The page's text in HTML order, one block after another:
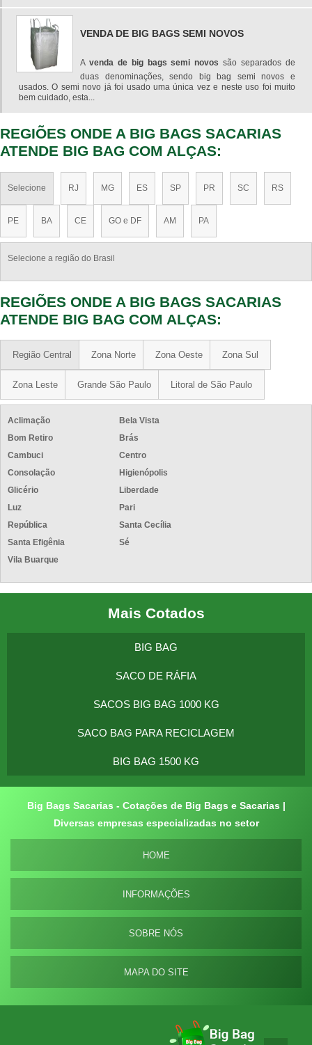
VENDA DE BIG BAGS SEMI NOVOS
A venda de big bags semi novos são separados de
duas denominações, sendo big bag semi novos e
usados. O semi novo já foi usado uma única vez e neste uso foi muito
bem cuidado, esta...
REGIÕES ONDE A BIG BAGS SACARIAS
ATENDE BIG BAG COM ALÇAS:
Selecione RJ MG ES SP PR SC RS
PE BA CE GO e DF AM PA
Selecione a região do Brasil
REGIÕES ONDE A BIG BAGS SACARIAS
ATENDE BIG BAG COM ALÇAS:
Região Central Zona Norte Zona Oeste Zona Sul
Zona Leste Grande São Paulo Litoral de São Paulo
Aclimação
Bela Vista
Bom Retiro
Brás
Cambuci
Centro
Consolação
Higienópolis
Glicério
Liberdade
Luz
Pari
República
Santa Cecília
Santa Efigênia
Sé
Vila Buarque
Mais Cotados
BIG BAG
SACO DE RÁFIA
SACOS BIG BAG 1000 KG
SACO BAG PARA RECICLAGEM
BIG BAG 1500 KG
Big Bags Sacarias - Cotações de Big Bags e Sacarias |
Diversas empresas especializadas no setor
HOME
INFORMAÇÕES
SOBRE NÓS
MAPA DO SITE